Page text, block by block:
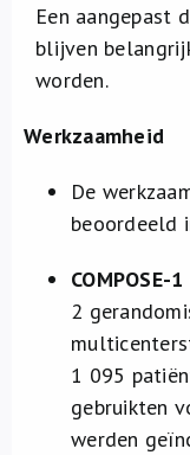
Een aangepast
blijven
worden.
Werkzaamheid
De
beoordeeld
COMPOSE-1
2
1 095
gebruikten
werden